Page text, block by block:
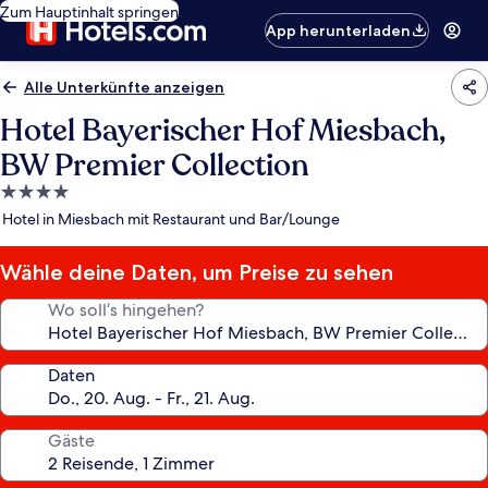
Zum Hauptinhalt springen
App herunterladen
Alle Unterkünfte anzeigen
Hotel Bayerischer Hof Miesbach,
BW Premier Collection
4.0-
Sterne-
Hotel in Miesbach mit Restaurant und Bar/Lounge
Wähle deine Daten, um Preise zu sehen
Wo soll’s hingehen?
Daten
Gäste